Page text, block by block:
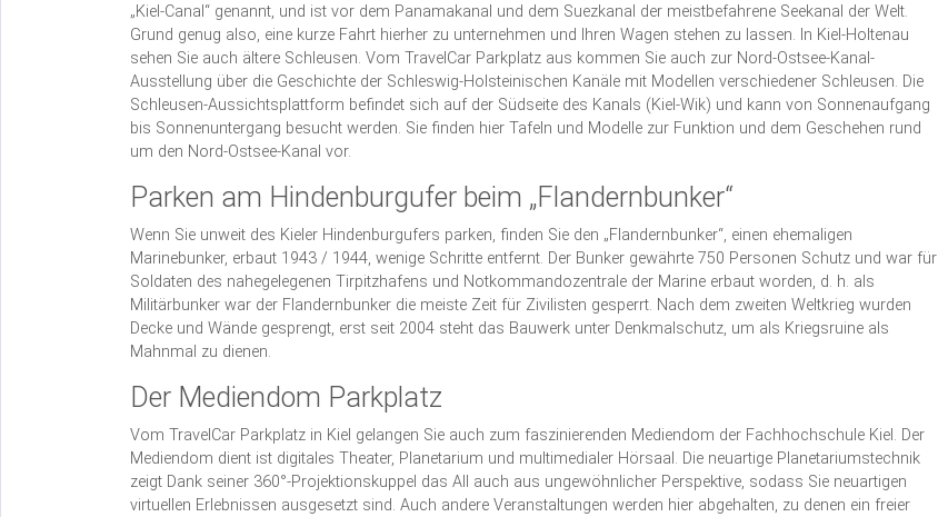
„Kiel-Canal“ genannt, und ist vor dem Panamakanal und dem Suezkanal der meistbefahrene Seekanal der Welt.
Grund genug also, eine kurze Fahrt hierher zu unternehmen und Ihren Wagen stehen zu lassen. In Kiel-Holtenau
sehen Sie auch ältere Schleusen. Vom TravelCar Parkplatz aus kommen Sie auch zur Nord-Ostsee-Kanal-
Ausstellung über die Geschichte der Schleswig-Holsteinischen Kanäle mit Modellen verschiedener Schleusen. Die
Schleusen-Aussichtsplattform befindet sich auf der Südseite des Kanals (Kiel-Wik) und kann von Sonnenaufgang
bis Sonnenuntergang besucht werden. Sie finden hier Tafeln und Modelle zur Funktion und dem Geschehen rund
um den Nord-Ostsee-Kanal vor.
Parken am Hindenburgufer beim „Flandernbunker“
Wenn Sie unweit des Kieler Hindenburgufers parken, finden Sie den „Flandernbunker“, einen ehemaligen
Marinebunker, erbaut 1943 / 1944, wenige Schritte entfernt. Der Bunker gewährte 750 Personen Schutz und war für
Soldaten des nahegelegenen Tirpitzhafens und Notkommandozentrale der Marine erbaut worden, d. h. als
Militärbunker war der Flandernbunker die meiste Zeit für Zivilisten gesperrt. Nach dem zweiten Weltkrieg wurden
Decke und Wände gesprengt, erst seit 2004 steht das Bauwerk unter Denkmalschutz, um als Kriegsruine als
Mahnmal zu dienen.
Der Mediendom Parkplatz
Vom TravelCar Parkplatz in Kiel gelangen Sie auch zum faszinierenden Mediendom der Fachhochschule Kiel. Der
Mediendom dient ist digitales Theater, Planetarium und multimedialer Hörsaal. Die neuartige Planetariumstechnik
zeigt Dank seiner 360°-Projektionskuppel das All auch aus ungewöhnlicher Perspektive, sodass Sie neuartigen
virtuellen Erlebnissen ausgesetzt sind. Auch andere Veranstaltungen werden hier abgehalten, zu denen ein freier